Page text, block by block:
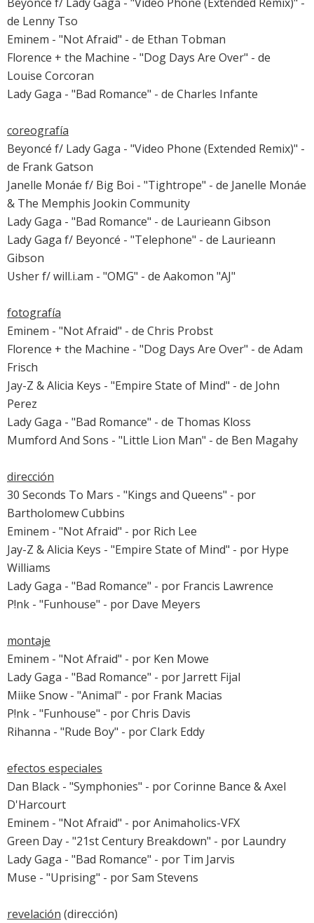
de Lenny Tso
Eminem - "Not Afraid" - de Ethan Tobman
Florence + the Machine - "Dog Days Are Over" - de
Louise Corcoran
Lady Gaga - "Bad Romance" - de Charles Infante
coreografía
Beyoncé f/ Lady Gaga - "Video Phone (Extended Remix)" -
de Frank Gatson
Janelle Monáe f/ Big Boi - "Tightrope" - de Janelle Monáe
& The Memphis Jookin Community
Lady Gaga - "Bad Romance" - de Laurieann Gibson
Lady Gaga f/ Beyoncé - "Telephone" - de Laurieann
Gibson
Usher f/ will.i.am - "OMG" - de Aakomon "AJ"
fotografía
Eminem - "Not Afraid" - de Chris Probst
Florence + the Machine - "Dog Days Are Over" - de Adam
Frisch
Jay-Z & Alicia Keys - "Empire State of Mind" - de John
Perez
Lady Gaga - "Bad Romance" - de Thomas Kloss
Mumford And Sons - "Little Lion Man" - de Ben Magahy
dirección
30 Seconds To Mars - "Kings and Queens" - por
Bartholomew Cubbins
Eminem - "Not Afraid" - por Rich Lee
Jay-Z & Alicia Keys - "Empire State of Mind" - por Hype
Williams
Lady Gaga - "Bad Romance" - por Francis Lawrence
P!nk - "Funhouse" - por Dave Meyers
montaje
Eminem - "Not Afraid" - por Ken Mowe
Lady Gaga - "Bad Romance" - por Jarrett Fijal
Miike Snow - "Animal" - por Frank Macias
P!nk - "Funhouse" - por Chris Davis
Rihanna - "Rude Boy" - por Clark Eddy
efectos especiales
Dan Black - "Symphonies" - por Corinne Bance & Axel
D'Harcourt
Eminem - "Not Afraid" - por Animaholics-VFX
Green Day - "21st Century Breakdown" - por Laundry
Lady Gaga - "Bad Romance" - por Tim Jarvis
Muse - "Uprising" - por Sam Stevens
revelación (dirección)